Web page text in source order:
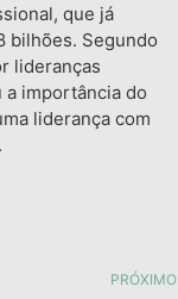
que já
bilhões. Segundo
lideranças
a importância do
liderança com
PRÓXIMO